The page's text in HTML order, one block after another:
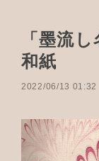
「墨流
和紙
2022/06/13 01:32